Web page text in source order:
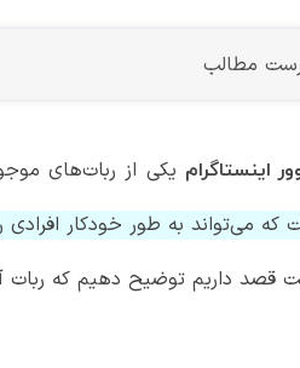
مطالب
اینستاگرام یکی از ربات‌های
که می‌تواند به طور خودکار افرادی
قصد داریم توضیح دهیم که ربات